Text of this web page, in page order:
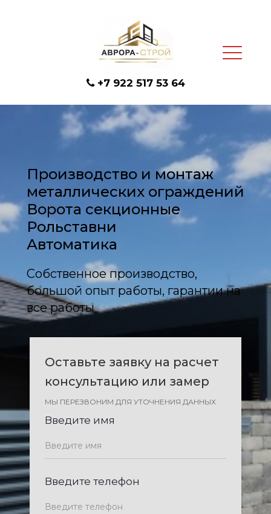
+7922 517 53 64
Производство и монтаж
металлических ограждений
Ворота секционные
Рольставни
Автоматика
Собственное производство,
большой опыт работы, гарантии на
все работы
Оставьте заявку на расчет
консультацию или замер
МЫ ПЕРЕЗВОНИМ ДЛЯ УТОЧНЕНИЯ ДАННЫХ
Введите имя
Введите телефон